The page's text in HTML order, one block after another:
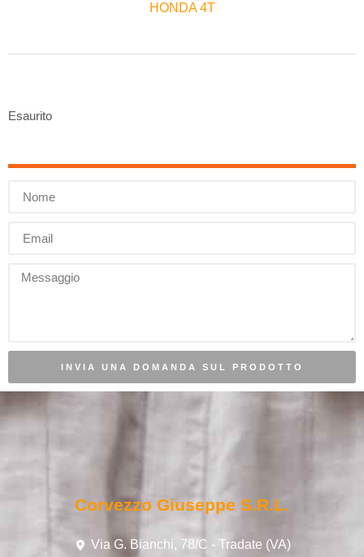
HONDA 4T
Esaurito
INVIA UNA DOMANDA SUL PRODOTTO
Corvezzo Giuseppe S.r.l.
Via G. Bianchi, 78/C - Tradate (VA)